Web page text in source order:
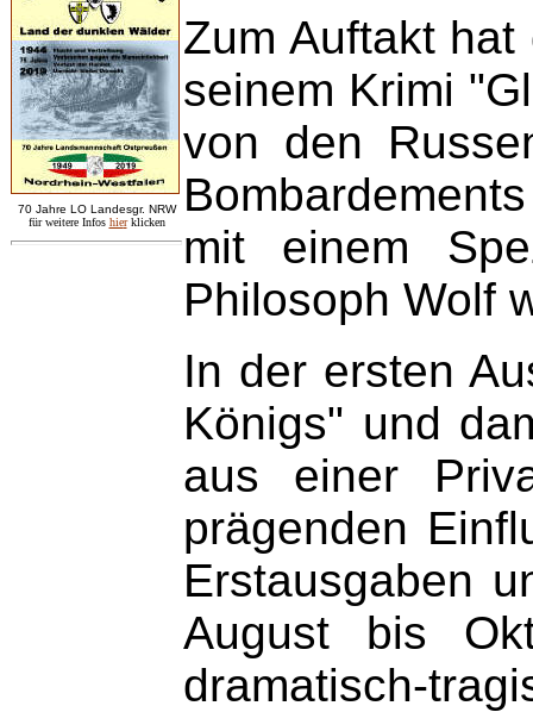
70 Jahre LO Landesgr. NRW
für weitere Infos hier klicken
Zum Auftakt
seinem Krimi
von den
mit einem
Philosoph Wolf
In der ersten
Königs" und
aus einer
prägenden
Erstausgaben
August bis
dramatisch-